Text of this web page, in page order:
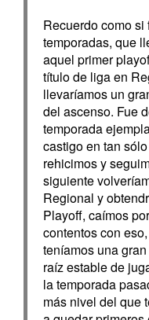
Recuerdo como si
temporadas, que
aquel primer
título de liga en
llevaríamos un
del ascenso. Fue
temporada
castigo en tan
rehicimos y
siguiente
Regional y
Playoff, caímos
contentos con
teníamos una
raíz estable de
la temporada
más nivel del que